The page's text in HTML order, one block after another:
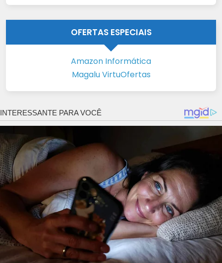
OFERTAS ESPECIAIS
Amazon Informática
Magalu VirtuOfertas